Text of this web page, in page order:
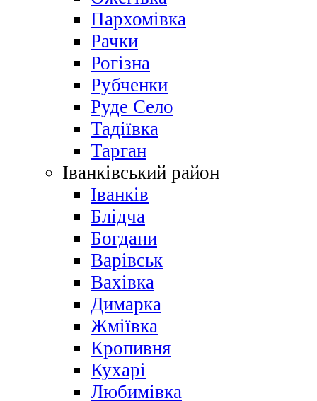
Пархомівка
Рачки
Рогізна
Рубченки
Руде Село
Тадіївка
Тарган
Іванківський район
Іванків
Блідча
Богдани
Варівськ
Вахівка
Димарка
Жміївка
Кропивня
Кухарі
Любимівка